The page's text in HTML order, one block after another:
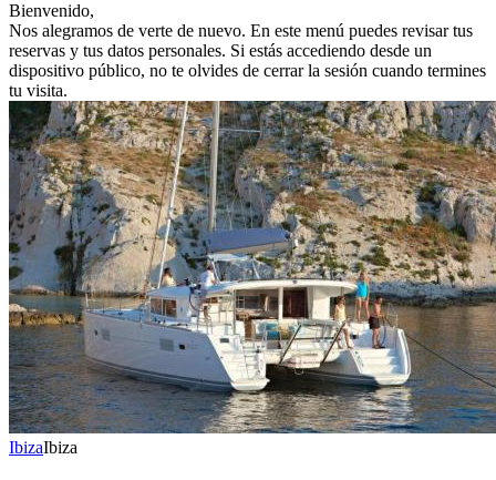
Bienvenido,
Nos alegramos de verte de nuevo. En este menú puedes revisar tus
reservas y tus datos personales. Si estás accediendo desde un
dispositivo público, no te olvides de cerrar la sesión cuando termines
tu visita.
IbizaIbiza